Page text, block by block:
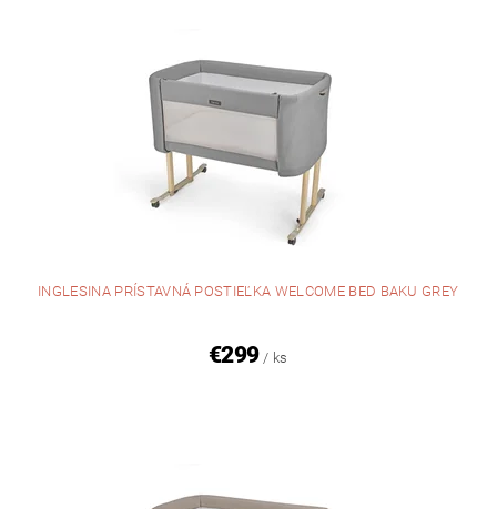
INGLESINA PRÍSTAVNÁ POSTIEĽKA WELCOME BED BAKU GREY
€299 / ks